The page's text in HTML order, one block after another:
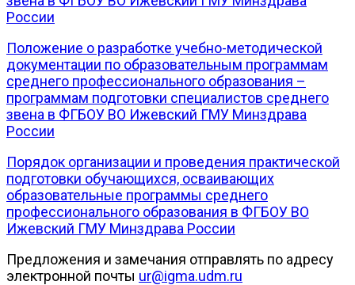
России
Положение о разработке учебно-методической
документации по образовательным программам
среднего профессионального образования –
программам подготовки специалистов среднего
звена в ФГБОУ ВО Ижевский ГМУ Минздрава
России
Порядок организации и проведения практической
подготовки обучающихся, осваивающих
образовательные программы среднего
профессионального образования в ФГБОУ ВО
Ижевский ГМУ Минздрава России
Предложения и замечания отправлять по адресу
электронной почты ur@igma.udm.ru